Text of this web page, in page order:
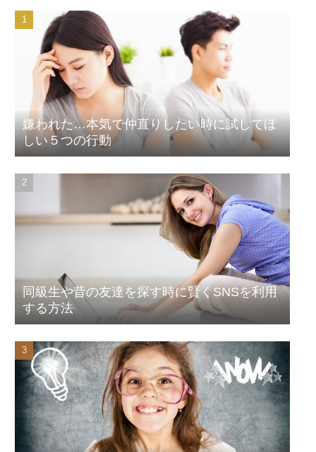
嫌われた…本気で仲直りしたい時に試してほ
しい５つの行動
同級生や昔の友達を探す時に賢くSNSを利用
する方法